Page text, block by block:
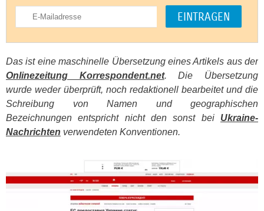
Das ist eine maschinelle Übersetzung eines Artikels aus der
Onlinezeitung Korrespondent.net. Die Übersetzung
wurde weder überprüft, noch redaktionell bearbeitet und die
Schreibung von Namen und geographischen
Bezeichnungen entspricht nicht den sonst bei Ukraine-
Nachrichten verwendeten Konventionen.